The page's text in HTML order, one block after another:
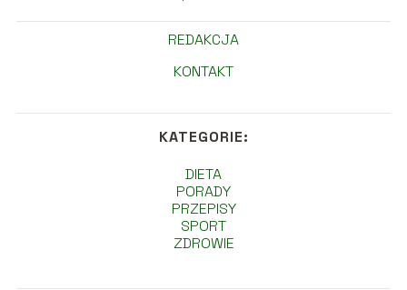
REDAKCJA
KONTAKT
KATEGORIE:
DIETA
PORADY
PRZEPISY
SPORT
ZDROWIE